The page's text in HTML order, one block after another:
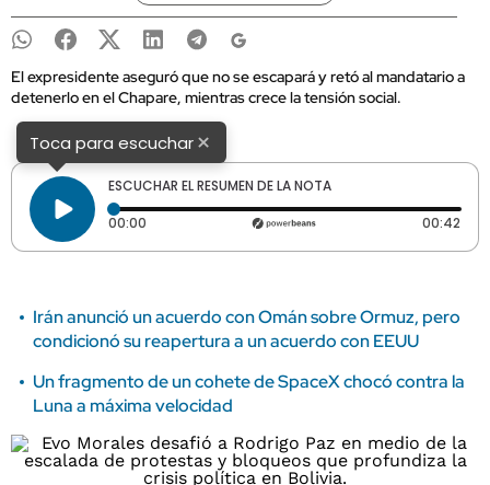
El expresidente aseguró que no se escapará y retó al mandatario a
detenerlo en el Chapare, mientras crece la tensión social.
Toca para escuchar×
ESCUCHAR EL RESUMEN DE LA NOTA
00:00 Tiempo transcurrido: 0 segundos 00:42
Irán anunció un acuerdo con Omán sobre Ormuz, pero
condicionó su reapertura a un acuerdo con EEUU
Un fragmento de un cohete de SpaceX chocó contra la
Luna a máxima velocidad